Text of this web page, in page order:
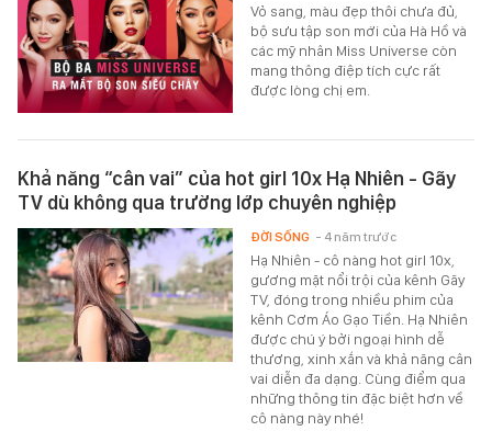
Vỏ sang, màu đẹp thôi chưa đủ,
bộ sưu tập son mới của Hà Hồ và
các mỹ nhân Miss Universe còn
mang thông điệp tích cực rất
được lòng chị em.
Khả năng “cân vai” của hot girl 10x Hạ Nhiên - Gãy
TV dù không qua trường lớp chuyên nghiệp
Hạ Nhiên - cô nàng hot girl 10x,
gương mặt nổi trội của kênh Gãy
TV, đóng trong nhiều phim của
kênh Cơm Áo Gạo Tiền. Hạ Nhiên
được chú ý bởi ngoại hình dễ
thương, xinh xắn và khả năng cân
vai diễn đa dạng. Cùng điểm qua
những thông tin đặc biệt hơn về
cô nàng này nhé!
ĐỜI SỐNG - 4 năm trước